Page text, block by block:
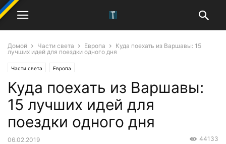
Домой Части света Европа
Куда поехать из Варшавы: 15
лучших идей для поездки одного дня
Части света Европа
Куда поехать из Варшавы:
15 лучших идей для
поездки одного дня
06.02.2019 44133